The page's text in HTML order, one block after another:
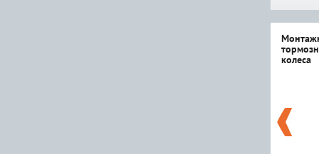
колеса